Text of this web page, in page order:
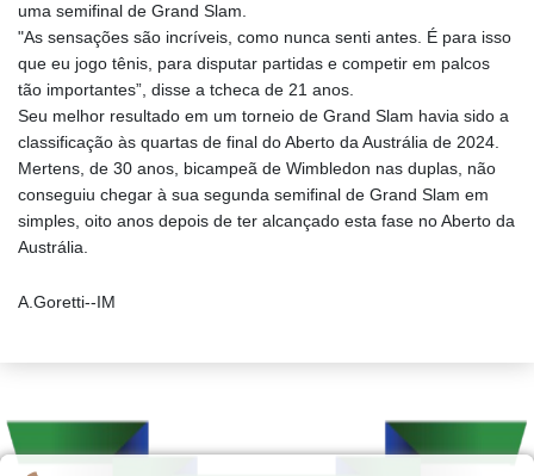
uma semifinal de Grand Slam.
"As sensações são incríveis, como nunca senti antes. É para isso
que eu jogo tênis, para disputar partidas e competir em palcos
tão importantes”, disse a tcheca de 21 anos.
Seu melhor resultado em um torneio de Grand Slam havia sido a
classificação às quartas de final do Aberto da Austrália de 2024.
Mertens, de 30 anos, bicampeã de Wimbledon nas duplas, não
conseguiu chegar à sua segunda semifinal de Grand Slam em
simples, oito anos depois de ter alcançado esta fase no Aberto da
Austrália.
A.Goretti--IM